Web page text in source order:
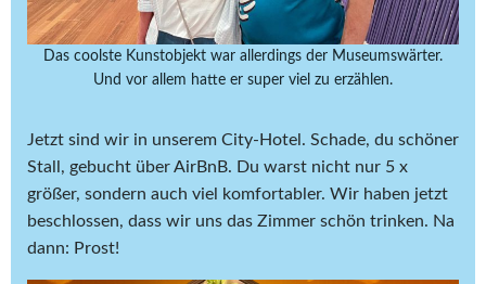
Das coolste Kunstobjekt war allerdings der Museumswärter.
Und vor allem hatte er super viel zu erzählen.
Jetzt sind wir in unserem City-Hotel. Schade, du schöner
Stall, gebucht über AirBnB. Du warst nicht nur 5 x
größer, sondern auch viel komfortabler. Wir haben jetzt
beschlossen, dass wir uns das Zimmer schön trinken. Na
dann: Prost!